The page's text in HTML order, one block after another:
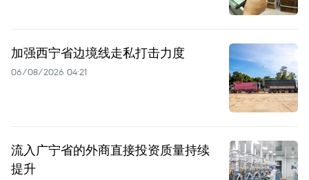
加强西宁省边境线走私打击力度
06/08/2026 04:21
流入广宁省的外商直接投资质量持续
提升